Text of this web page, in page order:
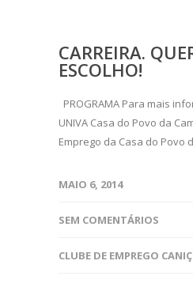
CARREIRA.
ESCOLHO!
PROGRAMA Para mais
UNIVA Casa do Povo da
Emprego da Casa do Povo
MAIO 6, 2014
SEM COMENTÁRIOS
CLUBE DE EMPREGO